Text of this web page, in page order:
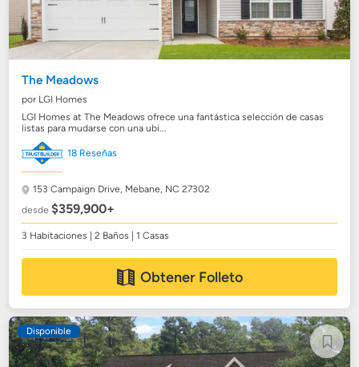
The Meadows
por LGI Homes
LGI Homes at The Meadows ofrece una fantástica selección de casas
listas para mudarse con una ubi...
18 Reseñas
153 Campaign Drive, Mebane, NC 27302
desde$359,900+
3 Habitaciones | 2 Baños | 1 Casas
Obtener Folleto
Disponible